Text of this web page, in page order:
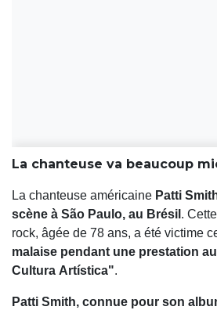
La chanteuse va beaucoup
La chanteuse américaine Patti
scène à São Paulo, au Brésil .
rock, âgée de 78 ans, a été victime
malaise pendant une prestation
Cultura Artística".
Patti Smith, connue pour son